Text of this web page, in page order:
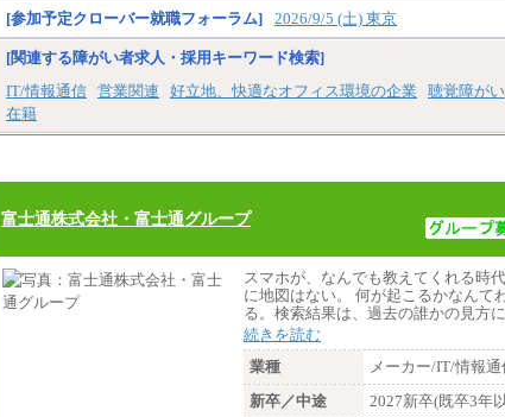
具体的な金額は採
知時にお伝えします
[参加予定クローバー就職フォーラム] 2026/9/5 (土) 東京
[関連する障がい者求人・採用キーワード検索]
IT/情報通信 営業関連 好立地、快適なオフィス環境の企業 聴覚障がい
在籍
富士通株式会社・富士通グループ
スマホが、なんでも教えてくれる時
に地図はない。 何が起こるかなんて
る。検索結果は、過去の誰かの見方
続きを読む
業種
メーカー/IT/情報通
新卒／中途
2027新卒(既卒3年